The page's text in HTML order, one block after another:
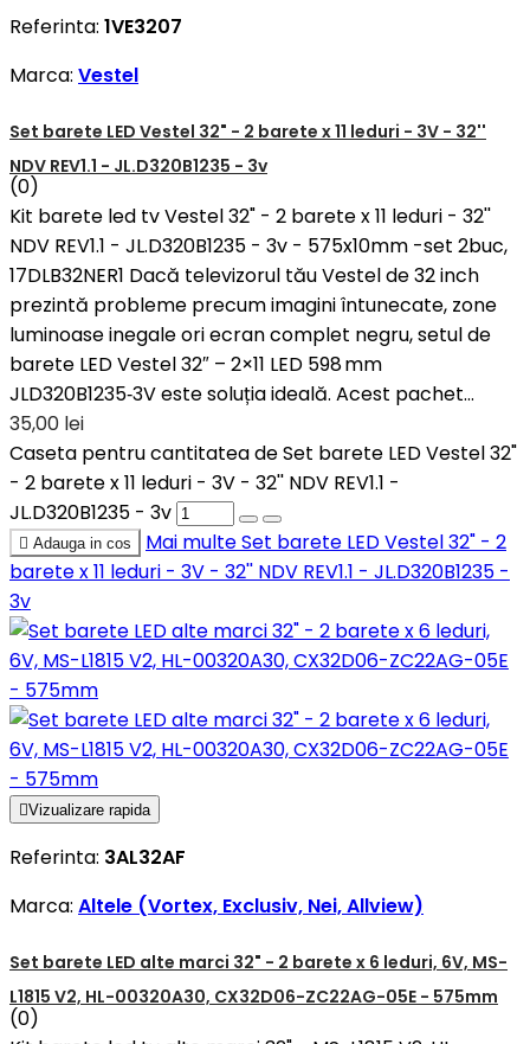
Referinta: 1VE3207
Marca: Vestel
Set barete LED Vestel 32" - 2 barete x 11 leduri - 3V - 32''
NDV REV1.1 - JL.D320B1235 - 3v
(0)
Kit barete led tv Vestel 32" - 2 barete x 11 leduri - 32''
NDV REV1.1 - JL.D320B1235 - 3v - 575x10mm -set 2buc,
17DLB32NER1 Dacă televizorul tău Vestel de 32 inch
prezintă probleme precum imagini întunecate, zone
luminoase inegale ori ecran complet negru, setul de
barete LED Vestel 32″ – 2×11 LED 598 mm
JLD320B1235‑3V este soluția ideală. Acest pachet...
35,00 lei
Caseta pentru cantitatea de Set barete LED Vestel 32"
- 2 barete x 11 leduri - 3V - 32'' NDV REV1.1 -
JL.D320B1235 - 3v
 Adauga in cos Mai multeSet barete LED Vestel 32" - 2
barete x 11 leduri - 3V - 32'' NDV REV1.1 - JL.D320B1235 -
3v
Vizualizare rapida
Referinta: 3AL32AF
Marca: Altele (Vortex, Exclusiv, Nei, Allview)
Set barete LED alte marci 32" - 2 barete x 6 leduri, 6V, MS-
L1815 V2, HL-00320A30, CX32D06-ZC22AG-05E - 575mm
(0)